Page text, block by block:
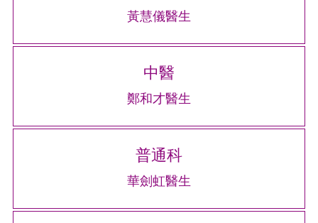
黃慧儀醫生
中醫
鄭和才醫生
普通科
華劍虹醫生